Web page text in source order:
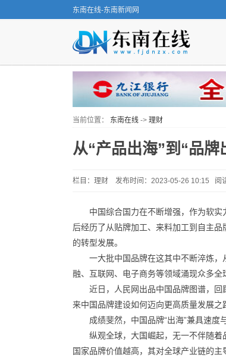
东南在线-东南新闻网
当前位置： 东南在线 -> 理财
从“产品出海”到“品
栏目：理财 发布时间：2023-05-26 10:15 阅
中国综合国力在不断增强，作为软
后经历了从贴牌加工、来料加工到自主
的转型发展。
一大批中国品牌在这其中不断淬炼
融、互联网、电子商务等领域涌现众多全
近日，人民网出品中国品牌图谱，
来中国品牌建设如何迈向更高质量发展之
成绩斐然，中国品牌“出海”兼具速度
纵观全球，大国崛起，无一不伴随
国家品牌价值越高，其对全球产业链的主